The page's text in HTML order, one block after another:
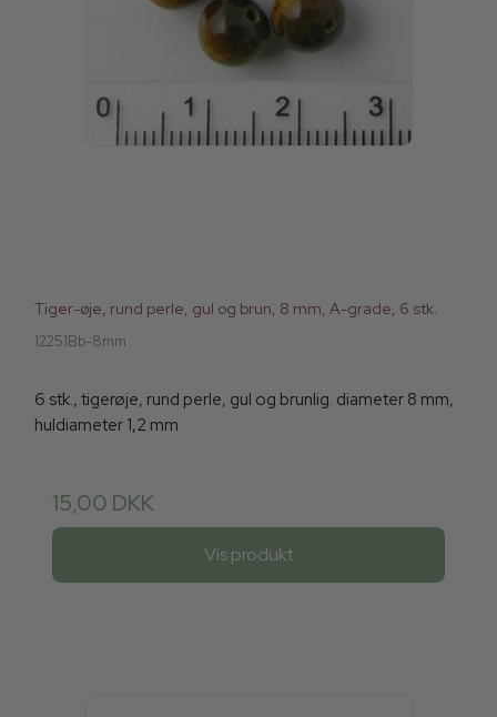
Tiger-øje, rund perle, gul og brun, 8 mm, A-grade, 6 stk.
12251Bb-8mm
6 stk., tigerøje, rund perle, gul og brunlig. diameter 8 mm,
huldiameter 1,2 mm
15,00 DKK
Vis produkt